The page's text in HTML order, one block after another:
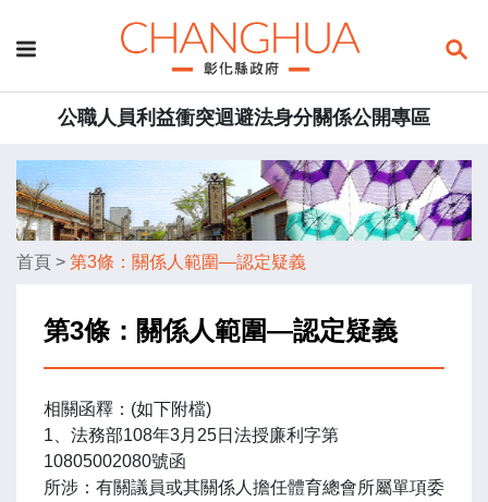
公職人員利益衝突迴避法身分關係公開專區
首頁 > 第3條：關係人範圍—認定疑義
第3條：關係人範圍—認定疑義
相關函釋：(如下附檔)
1、法務部108年3月25日法授廉利字第
10805002080號函
所涉：有關議員或其關係人擔任體育總會所屬單項委